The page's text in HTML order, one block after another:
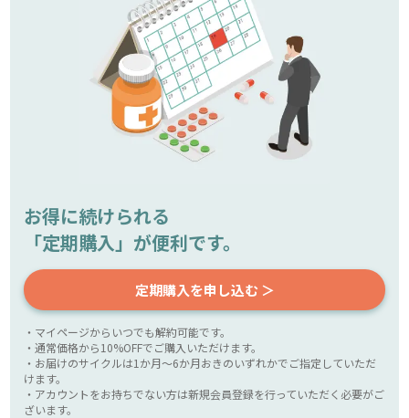
お得に続けられる
「定期購入」が便利です。
定期購入を申し込む ＞
・マイページからいつでも解約可能です。
・通常価格から10%OFFでご購入いただけます。
・お届けのサイクルは1か月～6か月おきのいずれかでご指定していただ
けます。
・アカウントをお持ちでない方は新規会員登録を行っていただく必要がご
ざいます。